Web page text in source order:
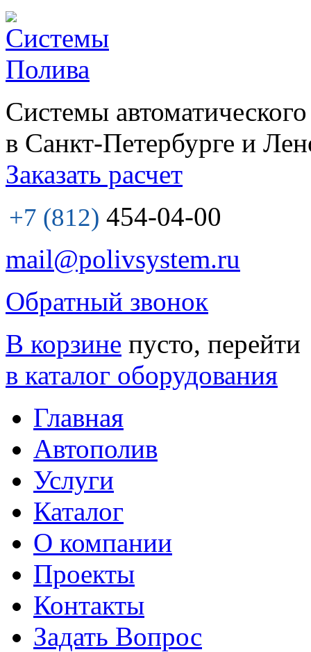
Системы
в Санкт-Петербурге и
Заказать расчет
+7 (812) 454-04-00
mail@polivsystem.ru
Обратный звонок
В корзине пусто, перейти
в каталог оборудования
Главная
Автополив
Услуги
Каталог
О компании
Проекты
Контакты
Задать Вопрос